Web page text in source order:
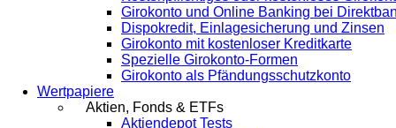
Girokonto und Online Banking bei
Dispokredit, Einlagesicherung und Zinsen
Girokonto mit kostenloser Kreditkarte
Spezielle Girokonto-Formen
Girokonto als Pfändungsschutzkonto
Wertpapiere
Aktien, Fonds & ETFs
Aktiendepot Tests